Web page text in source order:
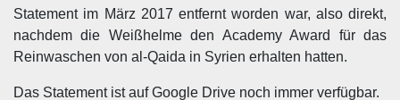
Statement im März 2017 entfernt worden war, also direkt,
nachdem die Weißhelme den Academy Award für das
Reinwaschen von al-Qaida in Syrien erhalten hatten.
Das Statement ist auf Google Drive noch immer verfügbar.